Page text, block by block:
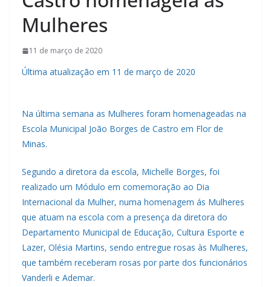
Mulheres
11 de março de 2020
Última atualização em 11 de março de 2020
Na última semana as Mulheres foram homenageadas na
Escola Municipal João Borges de Castro em Flor de
Minas.
Segundo a diretora da escola, Michelle Borges, foi
realizado um Módulo em comemoração ao Dia
Internacional da Mulher, numa homenagem ás Mulheres
que atuam na escola com a presença da diretora do
Departamento Municipal de Educação, Cultura Esporte e
Lazer, Olésia Martins, sendo entregue rosas às Mulheres,
que também receberam rosas por parte dos funcionários
Vanderli e Ademar.